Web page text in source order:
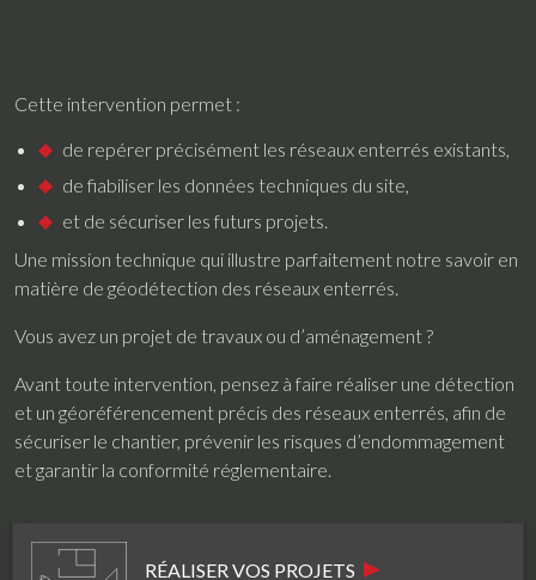
Cette intervention permet :
de repérer précisément les réseaux enterrés existants,
de fiabiliser les données techniques du site,
et de sécuriser les futurs projets.
Une mission technique qui illustre parfaitement notre savoir en
matière de géodétection des réseaux enterrés.
Vous avez un projet de travaux ou d’aménagement ?
Avant toute intervention, pensez à faire réaliser une détection
et un géoréférencement précis des réseaux enterrés, afin de
sécuriser le chantier, prévenir les risques d’endommagement
et garantir la conformité réglementaire.
RÉALISER VOS PROJETS